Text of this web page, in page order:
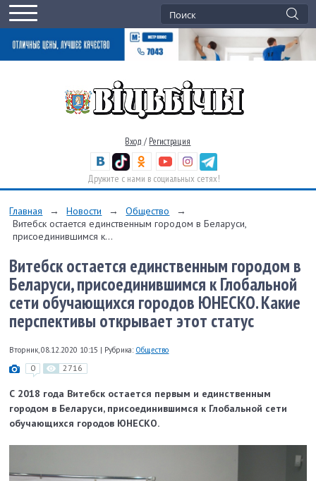
Вход / Регистрация
Дружите с нами в социальных сетях!
Главная → Новости → Общество
→
Витебск остается единственным городом в Беларуси,
присоединившимся к...
Витебск остается единственным городом в
Беларуси, присоединившимся к Глобальной
сети обучающихся городов ЮНЕСКО. Какие
перспективы открывает этот статус
Вторник, 08.12.2020 10:15 | Рубрика: Общество
0 2716
С 2018 года Витебск остается первым и единственным
городом в Беларуси, присоединившимся к Глобальной сети
обучающихся городов ЮНЕСКО.